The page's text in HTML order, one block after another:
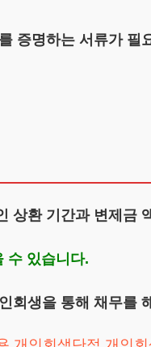
증명하는 서류가 필
상환 기간과 변제금
수 있습니다.
회생을 통해 채무를